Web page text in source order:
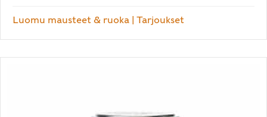
Luomu mausteet & ruoka | Tarjoukset